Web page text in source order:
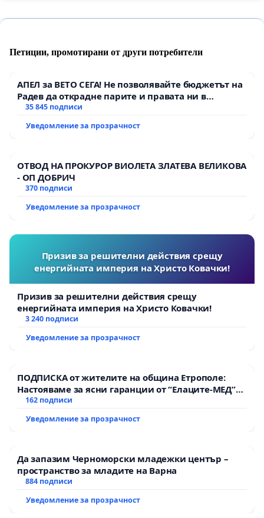
Петиции, промотирани от други потребители
АПЕЛ за ВЕТО СЕГА! Не позволявайте бюджетът на
Радев да открадне парите и правата ни в
тъмното
35 845 подписи
Уведомление за прозрачност
ОТВОД НА ПРОКУРОР ВИОЛЕТА ЗЛАТЕВА ВЕЛИКОВА
- ОП ДОБРИЧ
370 подписи
Уведомление за прозрачност
Призив за решителни действия срещу
енергийната империя на Христо Ковачки!
Призив за решителни действия срещу
енергийната империя на Христо Ковачки!
3 240 подписи
Уведомление за прозрачност
ПОДПИСКА от жителите на община Етрополе:
Настояваме за ясни гаранции от “Елаците-МЕД”
АД и от държавата, че ще се изпълнят всички
162 подписи
Уведомление за прозрачност
Да запазим Черноморски младежки център –
пространство за младите на Варна
884 подписи
Уведомление за прозрачност